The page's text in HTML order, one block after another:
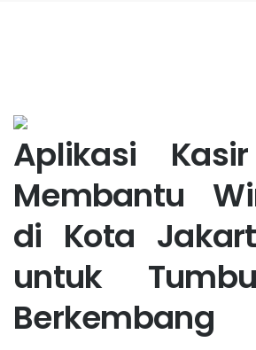
Aplikasi Kasir
Membantu
di Kota
untuk
Berkembang